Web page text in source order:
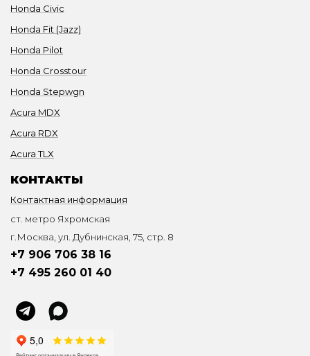
Honda Civic
Honda Fit (Jazz)
Honda Pilot
Honda Crosstour
Honda Stepwgn
Acura MDX
Acura RDX
Acura TLX
КОНТАКТЫ
Контактная информация
ст. метро Яхромская
г.Москва, ул. Дубнинская, 75, стр. 8
+7 906 706 38 16
+7 495 260 01 40